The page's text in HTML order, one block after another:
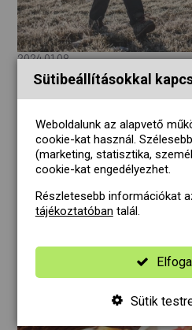
2024.01.09.
Az életmódváltás
azonban nem mindig könnyű, és
változásokkal járó kihívásokkal.
Sütibeállításokkal
Weboldalunk az alapvető
cookie-kat használ.
(marketing, statisztika,
cookie-kat engedélyezhet.
Részletesebb információkat
tájékoztatóban talál.
Sütik